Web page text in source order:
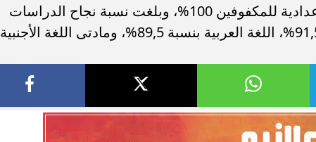
المهنية بنسبة 86،5 %، وكانت نتيجة الإعدادية للمكفوفين 100%، وبلغت نسبة نجاح الدراسات
الاجتماعية 92,6%، والرياضيات بنسبة 91,5%، اللغة العربية بنسبة 89,5%، ومادتى اللغة الأجنبية